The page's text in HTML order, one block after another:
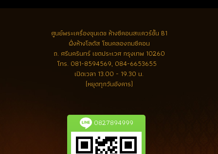
ศูนย์พระเครื่องขุนเดช ห้างซีคอนสแควร์ชั้น B1
ฝั่งห้างโลตัส โซนคลองถมซีคอน
ถ. ศรีนครินทร์ เขตประเวศ กรุงเทพ 10260
โทร. 081-8594569, 084-6653655
เปิดเวลา 13.00 - 19.30 น.
(หยุดทุกวันอังคาร)
0827894999